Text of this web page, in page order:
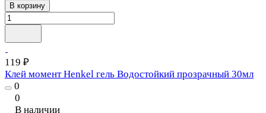
В корзину
119 ₽
Клей момент Henkel гель Водостойкий прозрачный 30мл
0
0
В наличии